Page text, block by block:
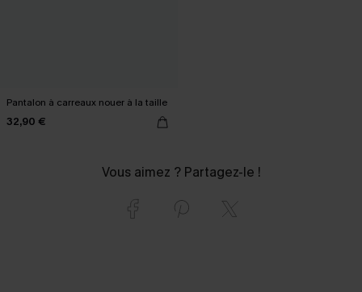
Pantalon à carreaux nouer à la taille
32,90 €
Vous aimez ? Partagez-le !